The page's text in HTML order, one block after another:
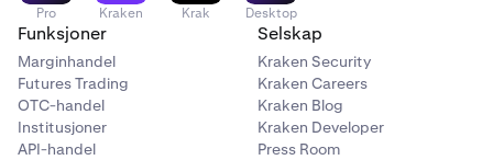
Pro Kraken Krak Desktop
Funksjoner
Marginhandel
Futures Trading
OTC-handel
Institusjoner
API-handel
Selskap
Kraken Security
Kraken Careers
Kraken Blog
Kraken Developer
Press Room